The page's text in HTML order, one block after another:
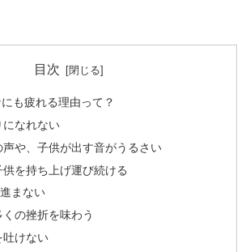
目次
も疲れる理由って？
になれない
声や、子供が出す音がうるさい
を持ち上げ運び続ける
まない
の挫折を味わう
けない